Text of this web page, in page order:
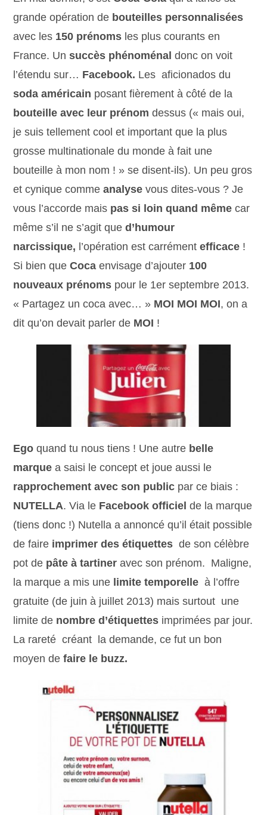
grande opération de bouteilles personnalisées
avec les 150 prénoms les plus courants en
France. Unsuccès phénoménal donc on voit
l’étendu sur… Facebook. Les aficionados du
soda américain posant fièrement à côté de la
bouteille avec leur prénom dessus (« mais oui,
je suis tellement cool et important que la plus
grosse multinationale du monde à fait une
bouteille à mon nom ! » se disent-ils). Un peu gros
et cynique commeanalyse vous dites-vous ? Je
vous l’accorde mais pas si loin quand même car
même s’il ne s’agit qued’humour
narcissique, l’opération est carrémentefficace !
Si bien que Coca envisage d’ajouter 100
nouveaux prénoms pour le 1er septembre 2013.
« Partagez un coca avec… » MOI MOI MOI, on a
dit qu’on devait parler de MOI !
Ego quand tu nous tiens ! Une autre belle
marque a saisi le concept et joue aussi le
rapprochement avec son public par ce biais :
NUTELLA. Via le Facebook officiel de la marque
(tiens donc !) Nutella a annoncé qu’il était possible
de faire imprimer des étiquettes de son célèbre
pot de pâte à tartiner avec son prénom. Maligne,
la marque a mis une limite temporelle à l’offre
gratuite (de juin à juillet 2013) mais surtout une
limite de nombre d’étiquettes imprimées par jour.
La rareté créant la demande, ce fut un bon
moyen defaire le buzz.